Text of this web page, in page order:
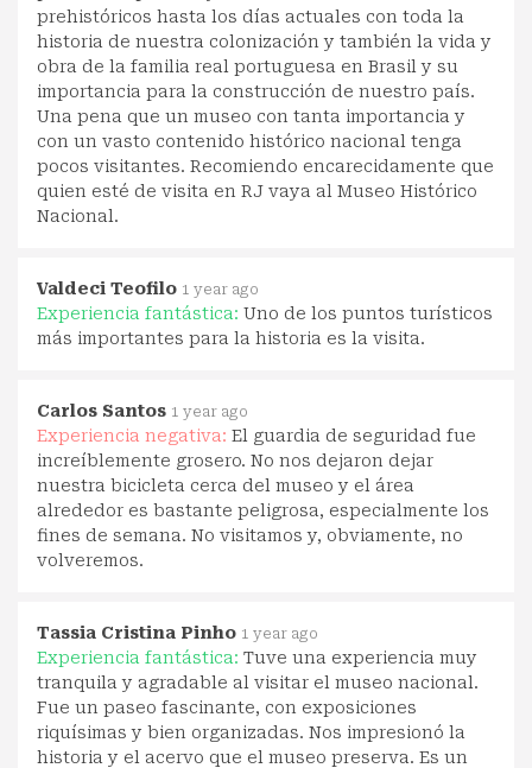
prehistóricos hasta los días actuales con toda la
historia de nuestra colonización y también la vida y
obra de la familia real portuguesa en Brasil y su
importancia para la construcción de nuestro país.
Una pena que un museo con tanta importancia y
con un vasto contenido histórico nacional tenga
pocos visitantes. Recomiendo encarecidamente que
quien esté de visita en RJ vaya al Museo Histórico
Nacional.
Valdeci Teofilo 1 year ago
Experiencia fantástica: Uno de los puntos turísticos
más importantes para la historia es la visita.
Carlos Santos 1 year ago
Experiencia negativa: El guardia de seguridad fue
increíblemente grosero. No nos dejaron dejar
nuestra bicicleta cerca del museo y el área
alrededor es bastante peligrosa, especialmente los
fines de semana. No visitamos y, obviamente, no
volveremos.
Tassia Cristina Pinho 1 year ago
Experiencia fantástica: Tuve una experiencia muy
tranquila y agradable al visitar el museo nacional.
Fue un paseo fascinante, con exposiciones
riquísimas y bien organizadas. Nos impresionó la
historia y el acervo que el museo preserva. Es un